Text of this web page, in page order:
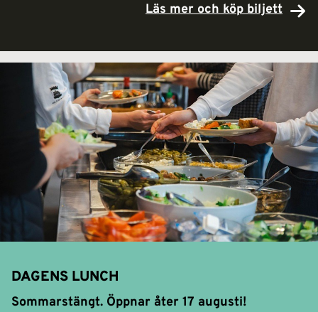
Läs mer och köp biljett
DAGENS LUNCH
Sommarstängt. Öppnar åter 17 augusti!